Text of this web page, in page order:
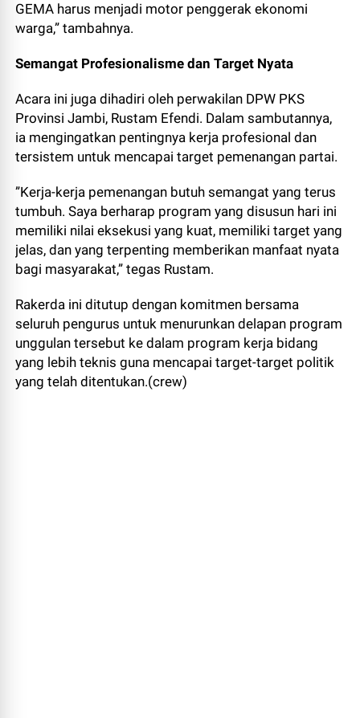
GEMA harus menjadi motor penggerak ekonomi
warga,” tambahnya.
Semangat Profesionalisme dan Target Nyata
Acara ini juga dihadiri oleh perwakilan DPW PKS
Provinsi Jambi, Rustam Efendi. Dalam sambutannya,
ia mengingatkan pentingnya kerja profesional dan
tersistem untuk mencapai target pemenangan partai.
”Kerja-kerja pemenangan butuh semangat yang terus
tumbuh. Saya berharap program yang disusun hari ini
memiliki nilai eksekusi yang kuat, memiliki target yang
jelas, dan yang terpenting memberikan manfaat nyata
bagi masyarakat,” tegas Rustam.
Rakerda ini ditutup dengan komitmen bersama
seluruh pengurus untuk menurunkan delapan program
unggulan tersebut ke dalam program kerja bidang
yang lebih teknis guna mencapai target-target politik
yang telah ditentukan.(crew)